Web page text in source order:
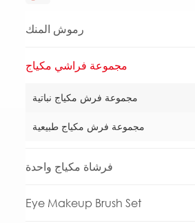
رموش المنك
مجموعة فراشي مكياج
مجموعة فرش مكياج نباتية
مجموعة فرش مكياج طبيعية
فرشاة مكياج واحدة
Eye Makeup Brush Set